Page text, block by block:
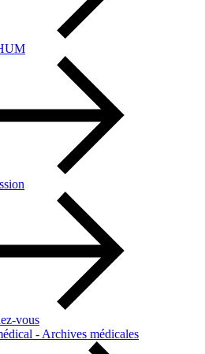
vous
- Archives médicales